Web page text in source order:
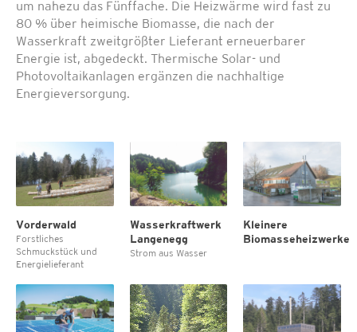
um nahezu das Fünffache. Die Heizwärme wird fast zu
80 % über heimische Biomasse, die nach der
Wasserkraft zweitgrößter Lieferant erneuerbarer
Energie ist, abgedeckt. Thermische Solar- und
Photovoltaikanlagen ergänzen die nachhaltige
Energieversorgung.
Vorderwald
Forstliches
Schmuckstück und
Energielieferant
Wasserkraftwerk
Langenegg
Strom aus Wasser
Kleinere
Biomasseheizwerke